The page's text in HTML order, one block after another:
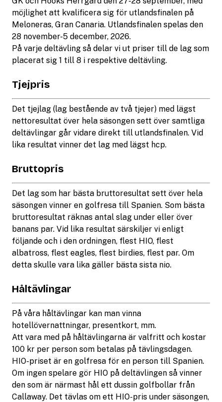
möjlighet att kvalificera sig för utlandsfinalen på
Meloneras, Gran Canaria. Utlandsfinalen spelas den
28 november-5 december, 2026.
På varje deltävling så delar vi ut priser till de lag som
placerat sig 1 till 8 i respektive deltävling.
Tjejpris
Det tjejlag (lag bestående av två tjejer) med lägst
nettoresultat över hela säsongen sett över samtliga
deltävlingar går vidare direkt till utlandsfinalen. Vid
lika resultat vinner det lag med lägst hcp.
Bruttopris
Det lag som har bästa bruttoresultat sett över hela
säsongen vinner en golfresa till Spanien. Som bästa
bruttoresultat räknas antal slag under eller över
banans par. Vid lika resultat särskiljer vi enligt
följande och i den ordningen, flest HIO, flest
albatross, flest eagles, flest birdies, flest par. Om
detta skulle vara lika gäller bästa sista nio.
Håltävlingar
På våra håltävlingar kan man vinna
hotellövernattningar, presentkort, mm.
Att vara med på håltävlingarna är valfritt och kostar
100 kr per person som betalas på tävlingsdagen.
HIO-priset är en golfresa för en person till Spanien.
Om ingen spelare gör HIO på deltävlingen så vinner
den som är närmast hål ett dussin golfbollar från
Callaway. Det tävlas om ett HIO-pris under säsongen,